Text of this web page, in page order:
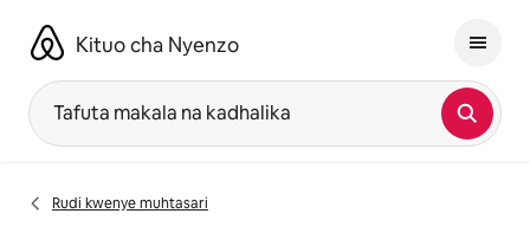
kwenda
kwenye
maudhui
Kituo cha Nyenzo
Tafuta makala na kadhalika
Rudi kwenye muhtasari